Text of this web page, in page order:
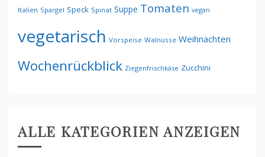
Italien Spargel Speck Spinat Suppe Tomaten vegan
vegetarisch Vorspeise Walnüsse Weihnachten
Wochenrückblick Ziegenfrischkäse Zucchini
ALLE KATEGORIEN ANZEIGEN